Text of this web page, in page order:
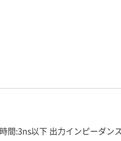
間:3ns以下 出力インピーダン